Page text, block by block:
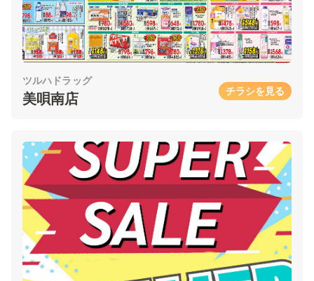
ツルハドラッグ
美唄南店 チラシを見る